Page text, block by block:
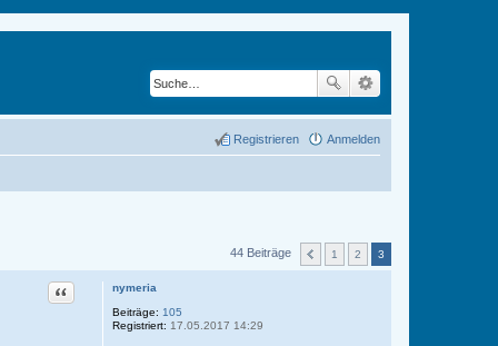
Anmelden
Registrieren
44 Beiträge 1 2 3
nymeria
Beiträge: 105
Registriert: 17.05.2017 14:29
Zitat